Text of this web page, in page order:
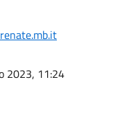
2023, 11:24